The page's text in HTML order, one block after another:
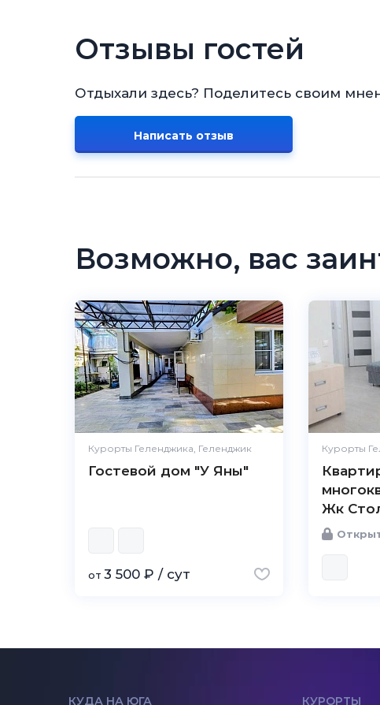
Отзывы гостей
Отдыхали здесь? Поделитесь своим
Написать отзыв
Возможно, вас
Курорты Геленджика, Геленджик
Гостевой дом "У Яны"
от 3 500 ₽ / сут
Курорты
Жк
КУДА НА ЮГА КУРОРТЫ